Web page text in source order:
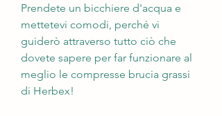
Prendete un bicchiere d'acqua e
mettetevi comodi, perché vi
guiderò attraverso tutto ciò che
dovete sapere per far funzionare al
meglio le compresse brucia grassi
di Herbex!